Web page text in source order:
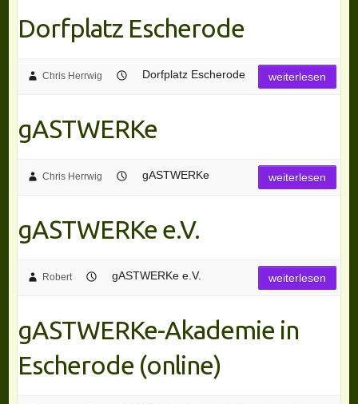
Dorfplatz Escherode
Chris Herrwig Dorfplatz Escherode weiterlesen
gASTWERKe
Chris Herrwig gASTWERKe weiterlesen
gASTWERKe e.V.
Robert gASTWERKe e.V. weiterlesen
gASTWERKe-Akademie in
Escherode (online)